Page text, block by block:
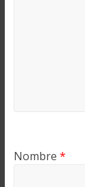
Nombre *